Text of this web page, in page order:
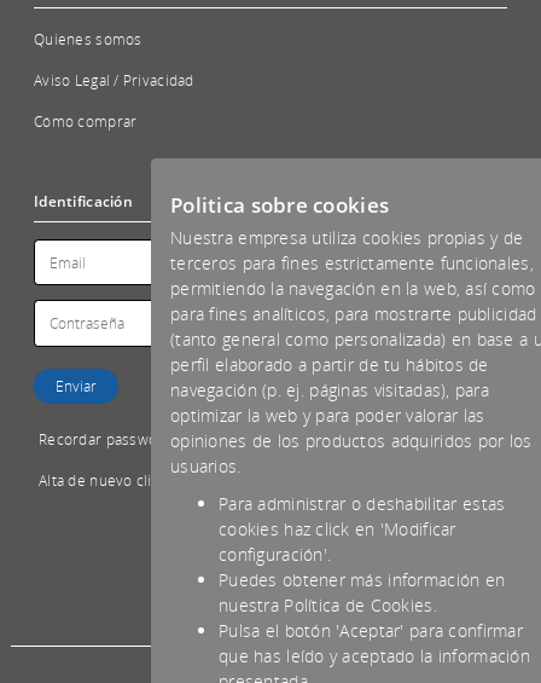
Quienes somos
Aviso Legal / Privacidad
Cómo comprar
Identificación
Recordar password
Alta de nuevo cliente
*IVA NO INCLUIDO
Politica sobre cookies
Nuestra empresa utiliza cookies propias y de
terceros para fines estrictamente funcionales,
permitiendo la navegación en la web, así como
para fines analíticos, para mostrarte publicidad
(tanto general como personalizada) en base a
perfil elaborado a partir de tu hábitos de
navegación (p. ej. páginas visitadas), para
optimizar la web y para poder valorar las
opiniones de los productos adquiridos por los
usuarios.
Para administrar o deshabilitar estas
cookies haz click en 'Modificar
configuración'.
Puedes obtener más información en
nuestra Política de Cookies.
Pulsa el botón 'Aceptar' para confirmar
que has leído y aceptado la información